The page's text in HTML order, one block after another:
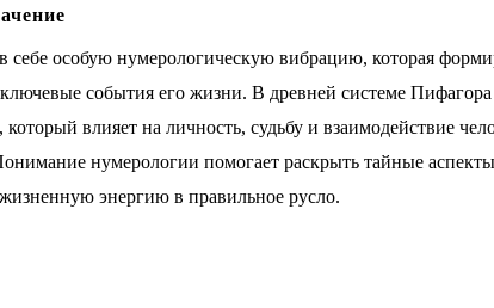
себе особую нумерологическую вибрацию, которая
ключевые события его жизни. В древней системе
влияет на личность, судьбу и взаимодействие
нумерологии помогает раскрыть тайные
энергию в правильное русло.